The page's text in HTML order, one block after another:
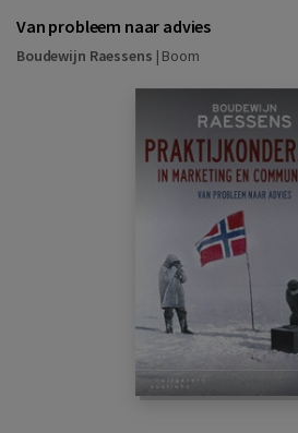
Van probleem naar advies
Boudewijn Raessens | Boom